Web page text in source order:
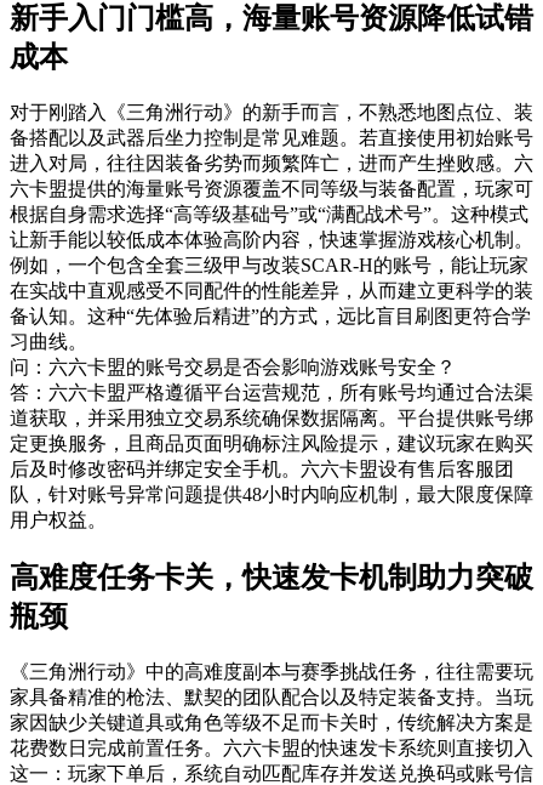
新手入门门槛高，海量账号资源降低试错
成本
对于刚踏入《三角洲行动》的新手而言，不熟悉地图点位、装
备搭配以及武器后坐力控制是常见难题。若直接使用初始账号
进入对局，往往因装备劣势而频繁阵亡，进而产生挫败感。六
六卡盟提供的海量账号资源覆盖不同等级与装备配置，玩家可
根据自身需求选择“高等级基础号”或“满配战术号”。这种模式
让新手能以较低成本体验高阶内容，快速掌握游戏核心机制。
例如，一个包含全套三级甲与改装SCAR-H的账号，能让玩家
在实战中直观感受不同配件的性能差异，从而建立更科学的装
备认知。这种“先体验后精进”的方式，远比盲目刷图更符合学
习曲线。
问：六六卡盟的账号交易是否会影响游戏账号安全？
答：六六卡盟严格遵循平台运营规范，所有账号均通过合法渠
道获取，并采用独立交易系统确保数据隔离。平台提供账号绑
定更换服务，且商品页面明确标注风险提示，建议玩家在购买
后及时修改密码并绑定安全手机。六六卡盟设有售后客服团
队，针对账号异常问题提供48小时内响应机制，最大限度保障
用户权益。
高难度任务卡关，快速发卡机制助力突破
瓶颈
《三角洲行动》中的高难度副本与赛季挑战任务，往往需要玩
家具备精准的枪法、默契的团队配合以及特定装备支持。当玩
家因缺少关键道具或角色等级不足而卡关时，传统解决方案是
花费数日完成前置任务。六六卡盟的快速发卡系统则直接切入
这一：玩家下单后，系统自动匹配库存并发送兑换码或账号信